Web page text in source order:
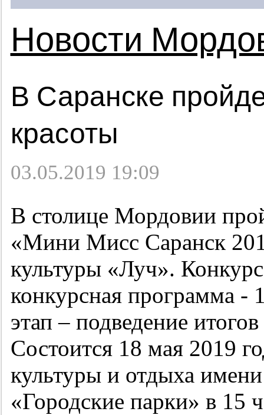
Новости
В Саранске
красоты
03.05.2019 19:09
В столице Мордовии
«Мини Мисс Саранск
культуры «Луч».
конкурсная программа -
этап – подведение
Состоится 18 мая 2019
культуры и отдыха
«Городские парки» в 15